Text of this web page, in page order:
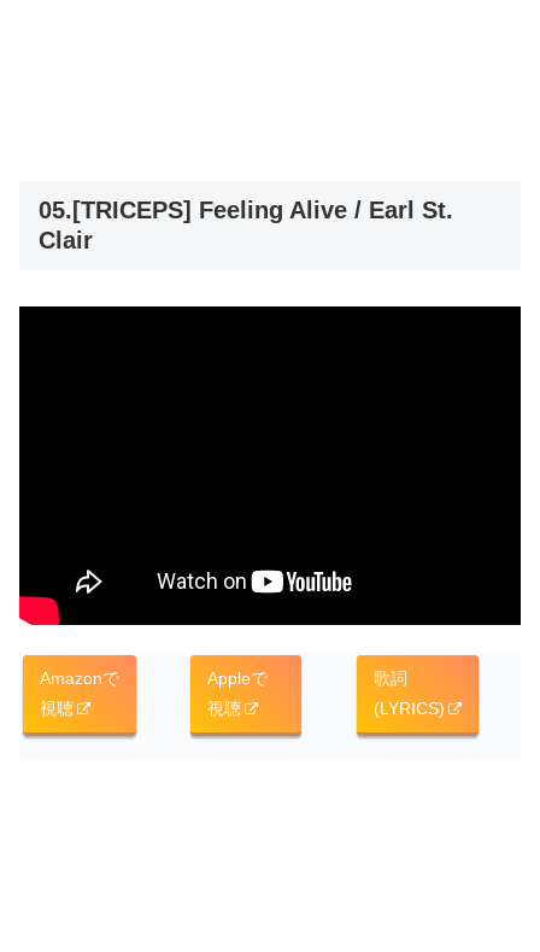
05.[TRICEPS] Feeling Alive / Earl St.
Clair
Amazonで
視聴
Appleで
視聴
歌詞
(LYRICS)